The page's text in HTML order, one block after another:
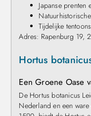
Japanse prenten
Tijdelijke
Adres: Rapenburg 19,
Hortus
Een Groene Oase
De Hortus botanicus
Nederland en een